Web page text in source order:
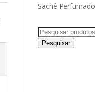
Sachê Perfumado
Pesquisar
por:Pesquisar